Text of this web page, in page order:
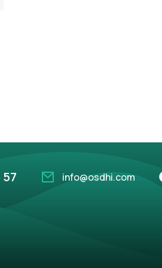
57 info@osdhi.com